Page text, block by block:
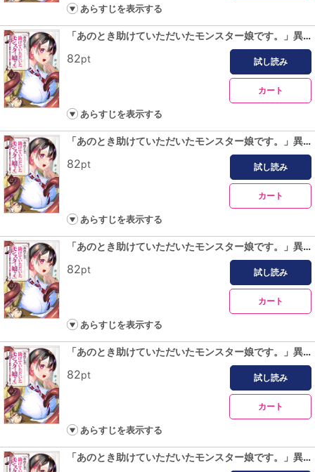
あらすじを表示する
「あのとき助けていただいたモンスター娘です。」異世界おっさん教師 突然のモテ期に困惑する【単話版】（１１）
82pt 試し読み
カート
あらすじを表示する
「あのとき助けていただいたモンスター娘です。」異世界おっさん教師 突然のモテ期に困惑する【単話版】（１２）
82pt 試し読み
カート
あらすじを表示する
「あのとき助けていただいたモンスター娘です。」異世界おっさん教師 突然のモテ期に困惑する【単話版】（１３）
82pt 試し読み
カート
あらすじを表示する
「あのとき助けていただいたモンスター娘です。」異世界おっさん教師 突然のモテ期に困惑する【単話版】（１４）
82pt 試し読み
カート
あらすじを表示する
「あのとき助けていただいたモンスター娘です。」異世界おっさん教師 突然のモテ期に困惑する【単話版】（１５）